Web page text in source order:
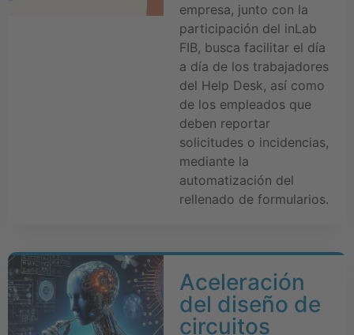
empresa, junto con la
participación del inLab
FIB, busca facilitar el día
a día de los trabajadores
del Help Desk, así como
de los empleados que
deben reportar
solicitudes o incidencias,
mediante la
automatización del
rellenado de formularios.
Aceleración
del diseño de
circuitos